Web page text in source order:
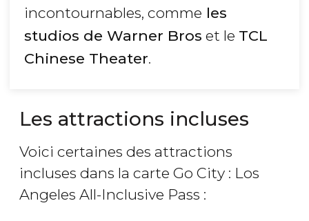
incontournables, comme les
studios de Warner Bros et le TCL
Chinese Theater.
Les attractions incluses
Voici certaines des attractions
incluses dans la carte Go City : Los
Angeles All-Inclusive Pass :